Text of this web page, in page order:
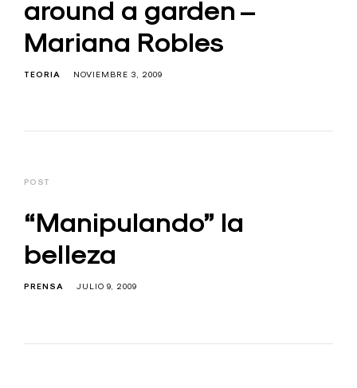
around a garden –
Mariana Robles
TEORIA NOVIEMBRE 3, 2009
POST
“Manipulando” la
belleza
PRENSA JULIO 9, 2009